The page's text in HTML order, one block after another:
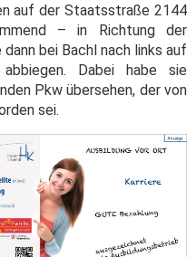
auf der Staatsstraße 2144
– in Richtung der
bei Bachl nach links auf
Dabei habe sie
Pkw übersehen, der von
sei.